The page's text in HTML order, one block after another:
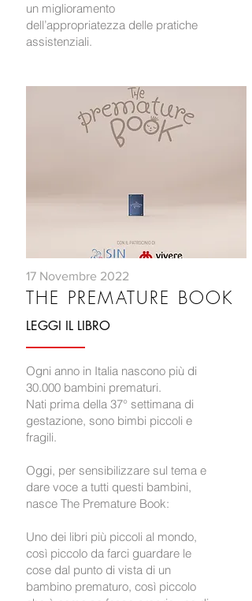
un miglioramento
dell’appropriatezza delle pratiche
assistenziali.
17 Novembre 2022
THE PREMATURE BOOK
LEGGI IL LIBRO
Ogni anno in Italia nascono più di
30.000 bambini prematuri.
Nati prima della 37° settimana di
gestazione, sono bimbi piccoli e
fragili.
Oggi, per sensibilizzare sul tema e
dare voce a tutti questi bambini,
nasce The Premature Book:
Uno dei libri più piccoli al mondo,
così piccolo da farci guardare le
cose dal punto di vista di un
bambino prematuro, così piccolo